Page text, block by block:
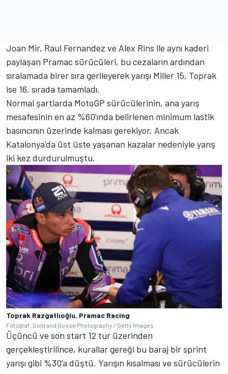
Joan Mir, Raul Fernandez ve Alex Rins ile aynı kaderi
paylaşan Pramac sürücüleri, bu cezaların ardından
sıralamada birer sıra gerileyerek yarışı Miller 15, Toprak
ise 16. sırada tamamladı.
Normal şartlarda MotoGP sürücülerinin, ana yarış
mesafesinin en az %60'ında belirlenen minimum lastik
basıncının üzerinde kalması gerekiyor. Ancak
Katalonya'da üst üste yaşanan kazalar nedeniyle yarış
iki kez durdurulmuştu.
Toprak Razgatlıoğlu, Pramac Racing
Fotoğraf: Gold and Goose Photography / Getty Images
Üçüncü ve son start 12 tur üzerinden
gerçekleştirilince, kurallar gereği bu baraj bir sprint
yarışı gibi %30’a düştü. Yarışın kısalması ve sürücülerin